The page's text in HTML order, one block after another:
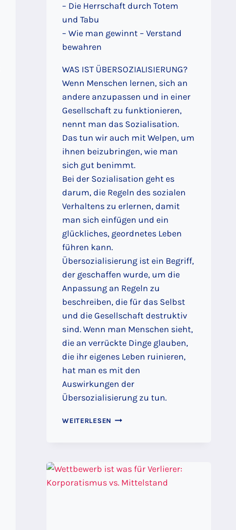
– Die Herrschaft durch Totem
und Tabu
– Wie man gewinnt – Verstand
bewahren
WAS IST ÜBERSOZIALISIERUNG?
Wenn Menschen lernen, sich an
andere anzupassen und in einer
Gesellschaft zu funktionieren,
nennt man das Sozialisation.
Das tun wir auch mit Welpen, um
ihnen beizubringen, wie man
sich gut benimmt.
Bei der Sozialisation geht es
darum, die Regeln des sozialen
Verhaltens zu erlernen, damit
man sich einfügen und ein
glückliches, geordnetes Leben
führen kann.
Übersozialisierung ist ein Begriff,
der geschaffen wurde, um die
Anpassung an Regeln zu
beschreiben, die für das Selbst
und die Gesellschaft destruktiv
sind. Wenn man Menschen sieht,
die an verrückte Dinge glauben,
die ihr eigenes Leben ruinieren,
hat man es mit den
Auswirkungen der
Übersozialisierung zu tun.
WEITERLESEN ÜBERSOZIALISIERUNG
MENSCHEN
IM